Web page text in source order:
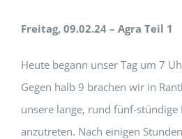
Freitag, 09.02.24 – Agra Teil 1
Heute begann unser Tag um 7
Gegen halb 9 brachen wir in
unsere lange, rund fünf-stündige
anzutreten. Nach einigen